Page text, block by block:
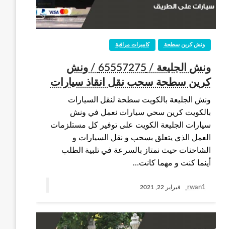
كاميرات مراقبة ونش كرين سطحة
ونش الجليعة / 65557275 / ونش
كرين سطحة سحب نقل انقاذ سيارات
ونش الجليعة بالكويت سطحة لنقل السيارات
بالكويت كرين سحي سيارات نعمل في ونش
سيارات الجليعة الكويت على توفير كل مستلزمات
العمل الذي يتعلق بسحب و نقل السيارات و
الشاحنات حيث نمتاز بالسرعة في تلبية الطلب
أينما كنت و مهما كانت…
rwan1 فبراير 22, 2021